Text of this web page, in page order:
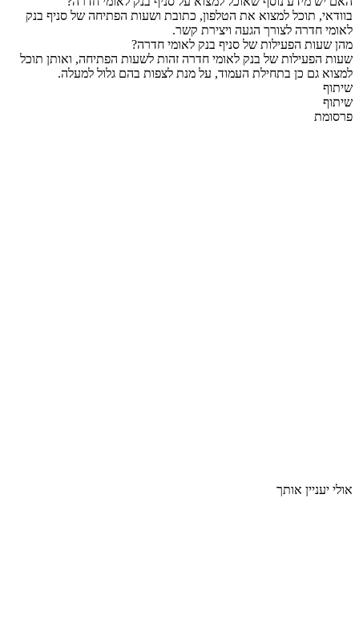
בוודאי, תוכל למצוא את הטלפון, כתובת ושעות הפתיחה של סניף בנק
לאומי חדרה לצורך הגעה ויצירת קשר.
מהן שעות הפעילות של סניף בנק לאומי חדרה?
שעות הפעילות של בנק לאומי חדרה זהות לשעות הפתיחה, ואותן תוכל
למצוא גם כן בתחילת העמוד, על מנת לצפות בהם גלול למעלה.
שיתוף
שיתוף
פרסומת
אולי יעניין אותך